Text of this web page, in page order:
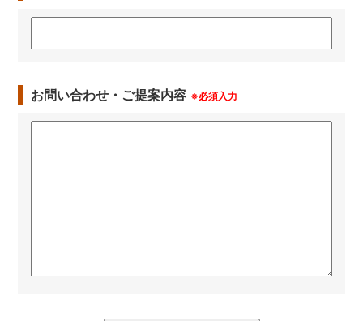
お問い合わせ・ご提案内容 ※必須入力